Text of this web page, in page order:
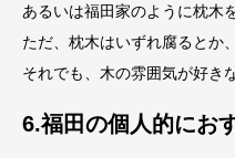
あるいは福田家のように枕木
ただ、枕木はいずれ腐るとか
それでも、木の雰囲気が好き
6.福田の個人的にお